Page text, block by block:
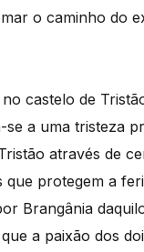
o caminho do
castelo de
a uma tristeza
através de
protegem a
Brangânia
a paixão dos